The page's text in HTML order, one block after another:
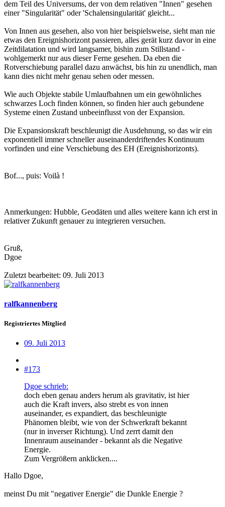
dem Teil des Universums, der von dem relativen "Innen" gesehen
einer "Singularität" oder 'Schalensingularität' gleicht...
Von Innen aus gesehen, also von hier beispielsweise, sieht man nie
etwas den Ereignishorizont passieren, alles gerät kurz davor in eine
Zeitdilatation und wird langsamer, bishin zum Stillstand -
wohlgemerkt nur aus dieser Ferne gesehen. Da eben die
Rotverschiebung parallel dazu anwächst, bis hin zu unendlich, man
kann dies nicht mehr genau sehen oder messen.
Wie auch Objekte stabile Umlaufbahnen um ein gewöhnliches
schwarzes Loch finden können, so finden hier auch gebundene
Systeme einen Zustand unbeeinflusst von der Expansion.
Die Expansionskraft beschleunigt die Ausdehnung, so das wir ein
exponentiell immer schneller auseinanderdriftendes Kontinuum
vorfinden und eine Verschiebung des EH (Ereignishorizonts).
Bof..., puis: Voilà !
Anmerkungen: Hubble, Geodäten und alles weitere kann ich erst in
relativer Zukunft genauer zu integrieren versuchen.
Gruß,
Dgoe
Zuletzt bearbeitet: 09. Juli 2013
ralfkannenberg
Registriertes Mitglied
09. Juli 2013
#173
Dgoe schrieb:
doch eben genau anders herum als gravitativ, ist hier
auch die Kraft invers, also strebt es von innen
auseinander, es expandiert, das beschleunigte
Phänomen bleibt, wie von der Schwerkraft bekannt
(nur in inverser Richtung). Und zerrt damit den
Innenraum auseinander - bekannt als die Negative
Energie.
Zum Vergrößern anklicken....
Hallo Dgoe,
meinst Du mit "negativer Energie" die Dunkle Energie ?